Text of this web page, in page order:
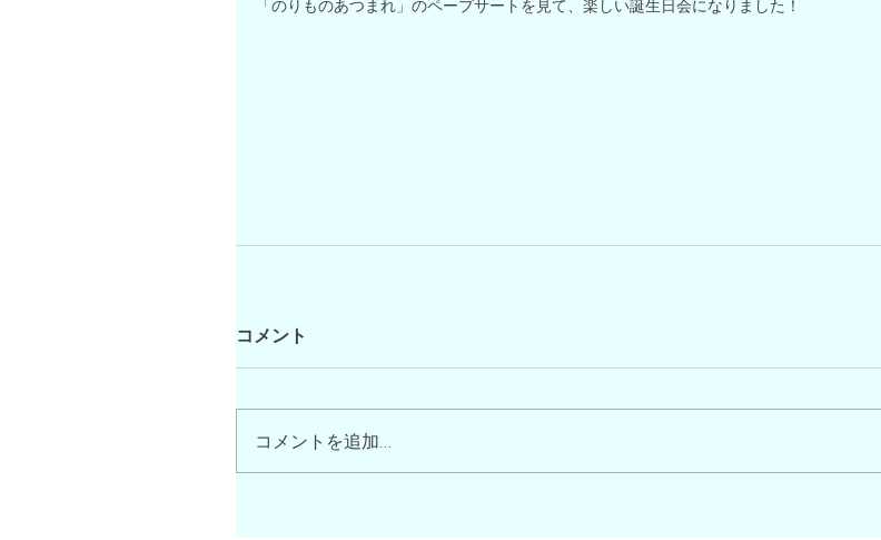
「のりものあつまれ」のペープサートを見て、楽しい誕生日会になりました！
コメント
コメントを追加…